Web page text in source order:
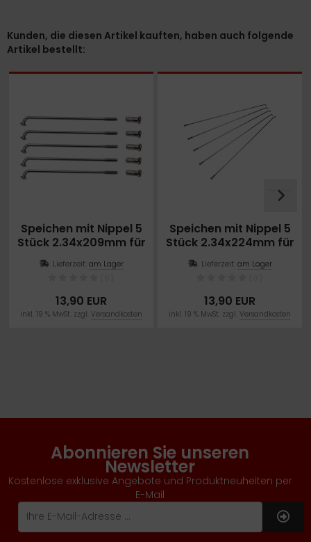
Kunden, die diesen Artikel kauften, haben auch folgende
Artikel bestellt:
Speichen mit Nippel 5
Stück 2.34x209mm für
27,5 Zoll Heckmotor
Felge
Lieferzeit: am Lager
13,90 EUR
inkl. 19 % MwSt. zzgl. Versandkosten
Speichen mit Nippel 5
Stück 2.34x224mm für
27,5 Zoll Heckmotor
Felge
Lieferzeit: am Lager
13,90 EUR
inkl. 19 % MwSt. zzgl. Versandkosten
Abonnieren Sie unseren
Newsletter
Kostenlose exklusive Angebote und Produktneuheiten per
E-Mail